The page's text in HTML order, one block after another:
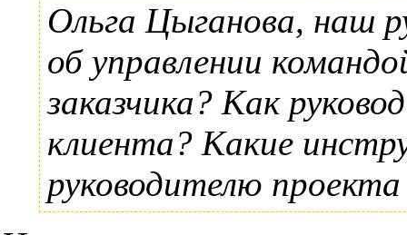
Ольга Цыганова, наш
об управлении
заказчика? Как
клиента? Какие
руководителю